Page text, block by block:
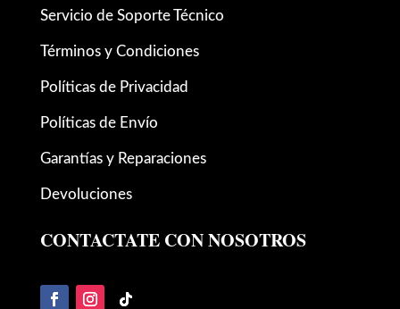
Servicio de Soporte Técnico
Términos y Condiciones
Políticas de Privacidad
Políticas de Envío
Garantías y Reparaciones
Devoluciones
CONTACTATE CON NOSOTROS